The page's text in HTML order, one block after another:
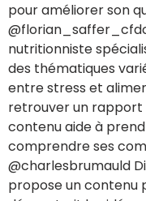
pour améliorer son
nutritionniste
des thématiques
entre stress et
retrouver un rapport
contenu aide à
comprendre ses
@charlesbrumauld
propose un contenu